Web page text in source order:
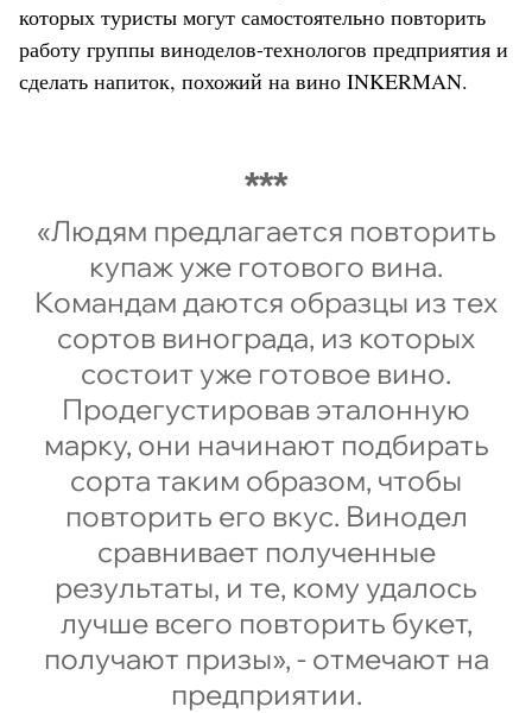
которых туристы могут самостоятельно повторить
работу группы виноделов-технологов предприятия и
сделать напиток, похожий на вино INKERMAN.
«Людям предлагается повторить
купаж уже готового вина.
Командам даются образцы из тех
сортов винограда, из которых
состоит уже готовое вино.
Продегустировав эталонную
марку, они начинают подбирать
сорта таким образом, чтобы
повторить его вкус. Винодел
сравнивает полученные
результаты, и те, кому удалось
лучше всего повторить букет,
получают призы», - отмечают на
предприятии.